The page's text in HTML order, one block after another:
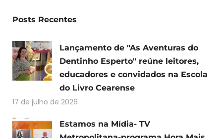
Posts Recentes
Lançamento de "As Aventuras do
Dentinho Esperto" reúne leitores,
educadores e convidados na Escola
do Livro Cearense
17 de julho de 2026
Estamos na Mídia- TV